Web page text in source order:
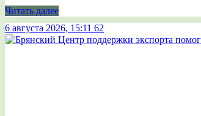
Читать далее
6 августа 2026, 15:11 62